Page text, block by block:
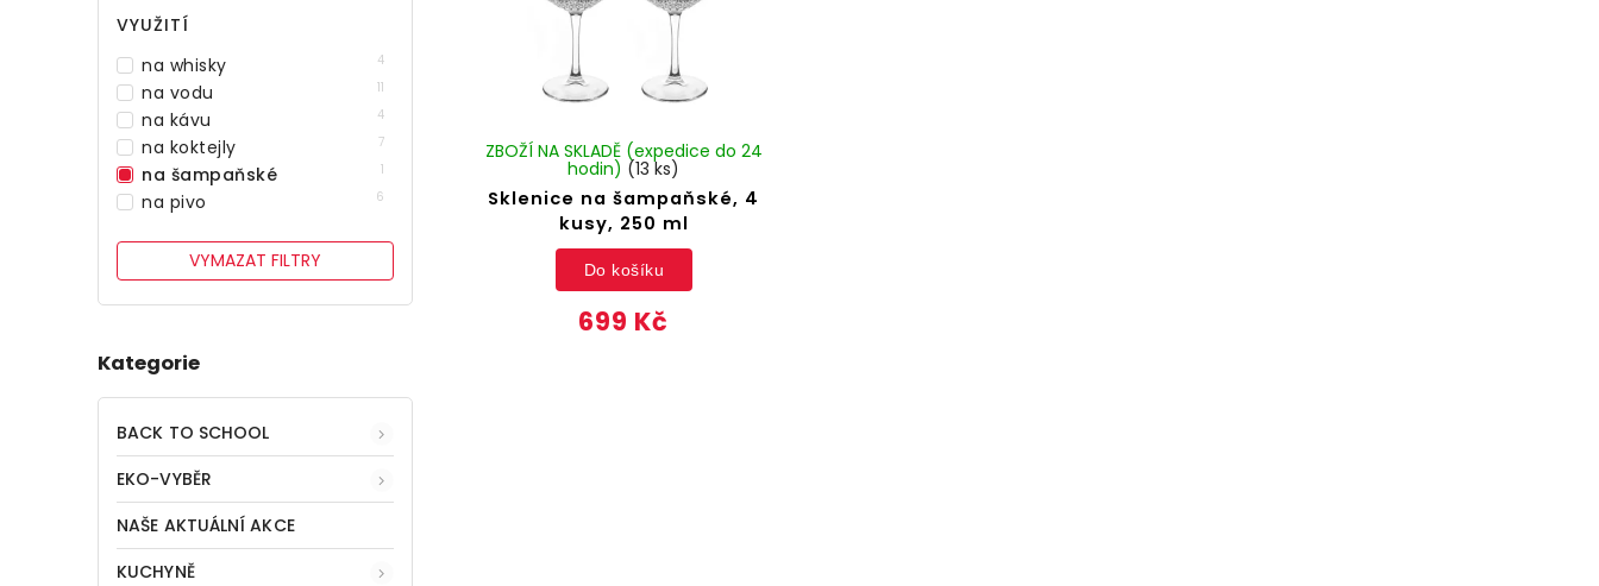
VYUŽITÍ
na whisky
4
na vodu 11
na kávu 4
na koktejly 7
na šampaňské 1
na pivo 6
VYMAZAT FILTRY
Kategorie
BACK TO SCHOOL
EKO-VYBĚR
NAŠE AKTUÁLNÍ AKCE
KUCHYNĚ
Sklenice na šampaňské, 4
kusy, 250 ml
ZBOŽÍ NA SKLADĚ (expedice do 24
hodin) (13 ks)
699 Kč
Do košíku